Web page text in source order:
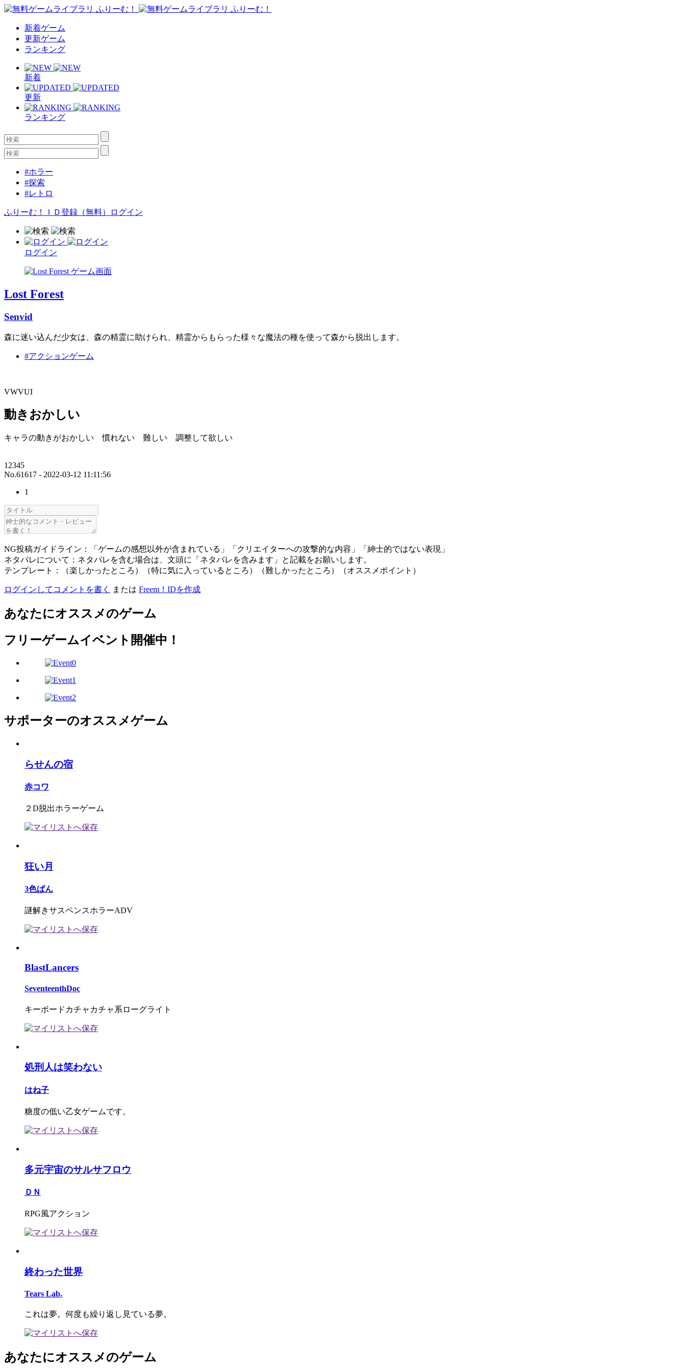
新着ゲーム
更新ゲーム
ランキング
新着
更新
ランキング
#ホラー
#探索
#レトロ
ふりーむ！ＩＤ登録（無料） ログイン
ログイン
Lost Forest
Senvid
森に迷い込んだ少女は、森の精霊に助けられ、精霊からもらった様々な魔法の種を使って森から脱出します。
#アクションゲーム
VWVUI
動きおかしい
キャラの動きがおかしい 慣れない 難しい 調整して欲しい
12345
No.61617 - 2022-03-12 11:11:56
1
NG投稿ガイドライン：「ゲームの感想以外が含まれている」「クリエイターへの攻撃的な内容」「紳士的ではない表現」
ネタバレについて：ネタバレを含む場合は、文頭に「ネタバレを含みます」と記載をお願いします。
テンプレート：（楽しかったところ）（特に気に入っているところ）（難しかったところ）（オススメポイント）
ログインしてコメントを書く または Freem！IDを作成
あなたにオススメのゲーム
フリーゲームイベント開催中！
サポーターのオススメゲーム
らせんの宿
赤コワ
２D脱出ホラーゲーム
狂い月
3色ぱん
謎解きサスペンスホラーADV
BlastLancers
SeventeenthDoc
キーボードカチャカチャ系ローグライト
処刑人は笑わない
はね子
糖度の低い乙女ゲームです。
多元宇宙のサルサフロウ
ＤＮ
RPG風アクション
終わった世界
Tears Lab.
これは夢。何度も繰り返し見ている夢。
あなたにオススメのゲーム